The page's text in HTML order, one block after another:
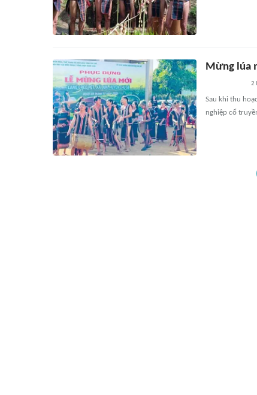
Mừng lúa
2
Sau khi thu
nghiệp cổ